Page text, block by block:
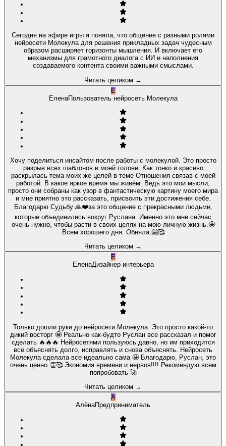
Сегодня на эфире игры я поняла, что общение с разными ролями
нейросети Молекула для решения прикладных задач чудесным
образом расширяет горизонты мышления. И включает его
механизмы для грамотного диалога с ИИ и наполнения
создаваемого контента своими важными смыслами.
Читать целиком →
Е
ЕленаПользователь нейросеть Молекула
Хочу поделиться инсайтом после работы с молекулой. Это просто
разрыв всех шаблонов в моей голове. Как тонко и красиво
раскрылась тема моих же целей в теме Отношения связав с моей
работой. В какое яркое время мы живём. Ведь это мои мысли,
просто они собраны как узор в фантастическую картину моего мира
и мне приятно это рассказать, присвоить эти достижения себе.
Благодарю Судьбу 🙏❤️за это общение с прекрасными людьми,
которые объединились вокруг Руслана. Именно это мне сейчас
очень нужно, чтобы расти в своих целях на мою личную жизнь.🤩
Всем хорошего дня. Обняла.🤗🥰
Читать целиком →
Е
ЕленаДизайнер интерьера
Только дошли руки до нейросети Молекула. Это просто какой-то
дикий восторг 🤩 Реально как-будто Руслан все рассказал и помог
сделать 🔥🔥🔥 Нейросетями пользуюсь давно, но им приходится
все объяснять долго, исправлять и снова объяснять. Нейросеть
Молекула сделала все идеально сама 🤩 Благодарю, Руслан, это
очень ценно 👏🥰 Экономия времени и нервов!!!! Рекомендую всем
попробовать 🚀
Читать целиком →
А
АлёнаПредприниматель